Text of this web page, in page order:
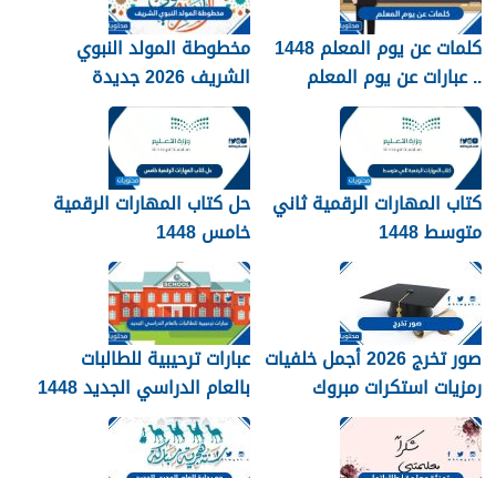
كلمات عن يوم المعلم 1448
.. عبارات عن يوم المعلم
مكتوبة 1448
مخطوطة المولد النبوي
الشريف 2026 جديدة
كتاب المهارات الرقمية ثاني
متوسط 1448
حل كتاب المهارات الرقمية
خامس 1448
صور تخرج 2026 أجمل خلفيات
رمزيات استكرات مبروك
التخرج 1448
عبارات ترحيبية للطالبات
بالعام الدراسي الجديد 1448
بالصور